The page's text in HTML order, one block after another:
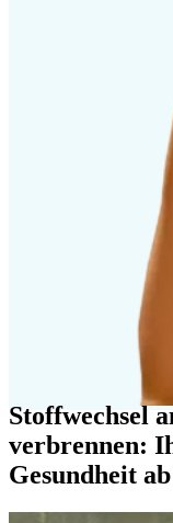
Stoffwechsel
verbrennen:
Gesundheit